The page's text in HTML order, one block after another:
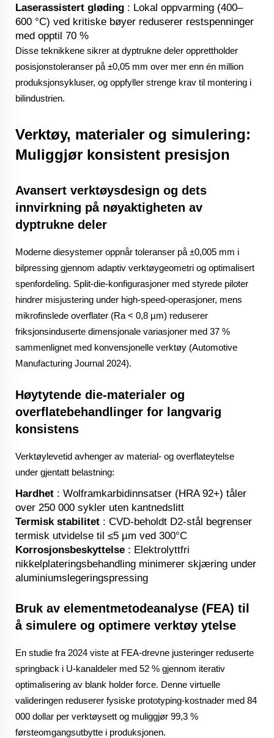
Laserassistert gløding : Lokal oppvarming (400–
600 °C) ved kritiske bøyer reduserer restspenninger
med opptil 70 %
Disse teknikkene sikrer at dyptrukne deler opprettholder
posisjonstoleranser på ±0,05 mm over mer enn én million
produksjonsykluser, og oppfyller strenge krav til montering i
bilindustrien.
Verktøy, materialer og simulering:
Muliggjør konsistent presisjon
Avansert verktøysdesign og dets
innvirkning på nøyaktigheten av
dyptrukne deler
Moderne diesystemer oppnår toleranser på ±0,005 mm i
bilpressing gjennom adaptiv verktøygeometri og optimalisert
spenfordeling. Split-die-konfigurasjoner med styrede piloter
hindrer misjustering under high-speed-operasjoner, mens
mikrofinslede overflater (Ra < 0,8 µm) reduserer
friksjonsinduserte dimensjonale variasjoner med 37 %
sammenlignet med konvensjonelle verktøy (Automotive
Manufacturing Journal 2024).
Høytytende die-materialer og
overflatebehandlinger for langvarig
konsistens
Verktøylevetid avhenger av material- og overflateytelse
under gjentatt belastning:
Hardhet : Wolframkarbidinnsatser (HRA 92+) tåler
over 250 000 sykler uten kantnedslitt
Termisk stabilitet : CVD-beholdt D2-stål begrenser
termisk utvidelse til ≤5 µm ved 300°C
Korrosjonsbeskyttelse : Elektrolyttfri
nikkelplateringsbehandling minimerer skjæring under
aluminiumslegeringspressing
Bruk av elementmetodeanalyse (FEA) til
å simulere og optimere verktøy ytelse
En studie fra 2024 viste at FEA-drevne justeringer reduserte
springback i U-kanaldeler med 52 % gjennom iterativ
optimalisering av blank holder force. Denne virtuelle
valideringen reduserer fysiske prototyping-kostnader med 84
000 dollar per verktøysett og muliggjør 99,3 %
førsteomgangsutbytte i produksjonen.